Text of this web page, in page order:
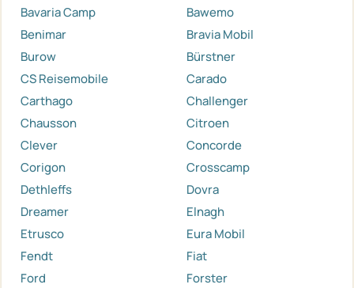
Bavaria Camp
Bawemo
Benimar
Bravia Mobil
Burow
Bürstner
CS Reisemobile
Carado
Carthago
Challenger
Chausson
Citroen
Clever
Concorde
Corigon
Crosscamp
Dethleffs
Dovra
Dreamer
Elnagh
Etrusco
Eura Mobil
Fendt
Fiat
Ford
Forster